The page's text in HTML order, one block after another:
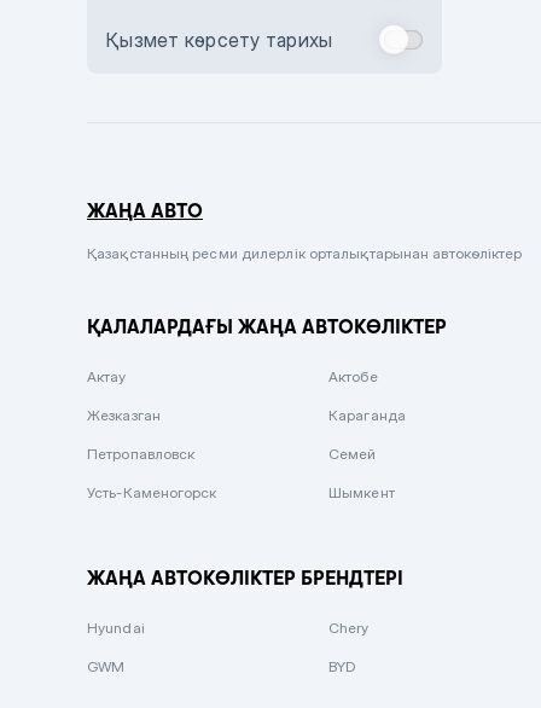
Комбинированный
Сиреневый металлик
Вишневый
Қызмет көрсету тарихы
ЖАҢА АВТО
Қазақстанның ресми дилерлік орталықтарынан автокөліктер
ҚАЛАЛАРДАҒЫ ЖАҢА АВТОКӨЛІКТЕР
Актау Актобе
Жезказган Караганда
Петропавловск Семей
Усть-Каменогорск Шымкент
ЖАҢА АВТОКӨЛІКТЕР БРЕНДТЕРІ
Hyundai Chery
GWM BYD